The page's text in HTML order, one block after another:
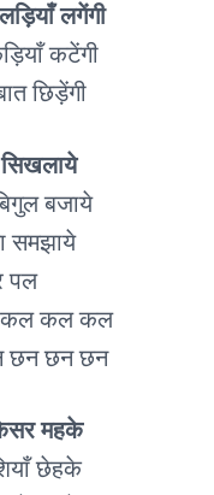
लगेंगी
कटेंगी
छिड़ेंगी
सिखलाये
बजाये
समझाये
पल
कल कल कल
छन छन छन
महके
छेहके